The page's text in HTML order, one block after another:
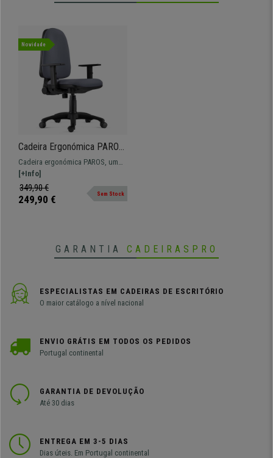
Novidade
Cadeira Ergonómica PAROS,
Encosto Ajustável Em Altura,
Uso Intensivo, Cinzento
Cadeira ergonómica PAROS, um
modelo que assegura conforto
diário devido aos seus avançados
ajustes!
[+Info]
349,90 €
249,90 € Sem Stock
GARANTIA CADEIRASPRO
ESPECIALISTAS EM CADEIRAS DE ESCRITÓRIO
O maior catálogo a nível nacional
ENVIO GRÁTIS EM TODOS OS PEDIDOS
Portugal continental
GARANTIA DE DEVOLUÇÃO
Até 30 dias
ENTREGA EM 3-5 DIAS
Dias úteis. Em Portugal continental